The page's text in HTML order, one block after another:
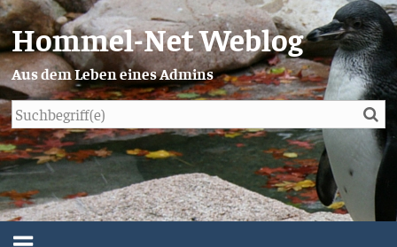
Hommel-Net Weblog
Aus dem Leben eines Admins